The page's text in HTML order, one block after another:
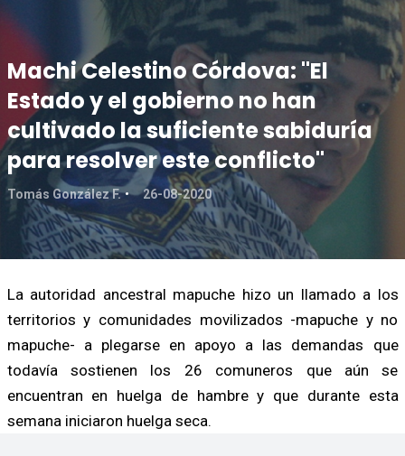
Machi Celestino Córdova: "El
Estado y el gobierno no han
cultivado la suficiente sabiduría
para resolver este conflicto"
Tomás González F. 26-08-2020
La autoridad ancestral mapuche hizo un llamado a los
territorios y comunidades movilizados -mapuche y no
mapuche- a plegarse en apoyo a las demandas que
todavía sostienen los 26 comuneros que aún se
encuentran en huelga de hambre y que durante esta
semana iniciaron huelga seca.